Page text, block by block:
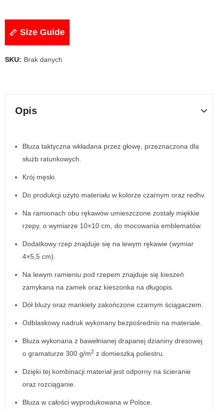
Size Guide
SKU: Brak danych
Opis
Bluza taktyczna wkładana przez głowę, przeznaczona dla
służb ratunkowych.
Krój męski.
Do produkcji użyto materiału w kolorze czarnym oraz redhv.
Na ramionach obu rękawów umieszczone zostały miękkie
rzepy, o wymiarze 10×10 cm, do mocowania emblematów.
Dodatkowy rzep znajduje się na lewym rękawie (wymiar
4×5,5 cm).
Na lewym ramieniu pod rzepem znajduje się kieszeń
zamykana na zamek oraz kieszonka na długopis.
Dół bluzy oraz mankiety zakończone czarnym ściągaczem.
Odblaskowy nadruk wykonany bezpośrednio na materiale.
Bluza wykonana z bawełnianej drapanej dzianiny dresowej
o gramaturze 300 g/m2 z domieszką poliestru.
Dzięki tej kombinacji materiał jest odporny na ścieranie
oraz rozciąganie.
Bluza w całości wyprodukowana w Polsce.